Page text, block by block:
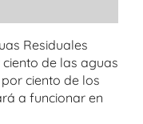
Residuales
de las aguas
ciento de los
a funcionar en